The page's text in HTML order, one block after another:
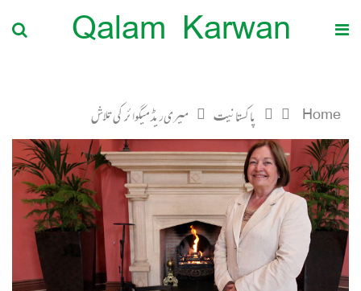
Qalam Karwan
Home پاکستانیت میری ریڈ میگوائر کی تلاش